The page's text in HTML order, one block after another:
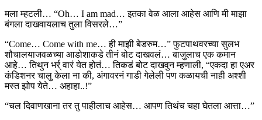
मला म्हटली… “Oh… I am mad… इतका वेळ आला आहेस आणि मी माझा
बंगला दाखवायलाच तुला विसरले…”
“Come… Come with me… ही माझी बेडरुम…” फुटपाथवरच्या सुलभ
शौचालयाजवळच्या आडोशाकडे तीनं बोट दाखवलं… बाजुलाच एक कमान
आहे… तिथुन भर्र् वारं येत होतं… तिकडं बोट दाखवुन म्हणाली, “एकदा हा एअर
कंडिशनर चालु केला ना की, अंगावरनं गाडी गेलेली पण कळायची नाही अश्शी
मस्त झोप येते… अहाहा..!”
“चल दिवाणखाना तर तु पाहीलाच आहेस… आपण तिथंच चहा घेतला आत्ता…”